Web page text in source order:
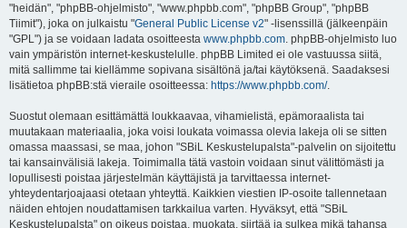
"heidän", "phpBB-ohjelmisto", "www.phpbb.com", "phpBB Group", "phpBB
Tiimit"), joka on julkaistu "General Public License v2" -lisenssillä (jälkeenpäin
"GPL") ja se voidaan ladata osoitteesta www.phpbb.com. phpBB-ohjelmisto luo
vain ympäristön internet-keskustelulle. phpBB Limited ei ole vastuussa siitä,
mitä sallimme tai kiellämme sopivana sisältönä ja/tai käytöksenä. Saadaksesi
lisätietoa phpBB:stä vieraile osoitteessa: https://www.phpbb.com/.
Suostut olemaan esittämättä loukkaavaa, vihamielistä, epämoraalista tai
muutakaan materiaalia, joka voisi loukata voimassa olevia lakeja oli se sitten
omassa maassasi, se maa, johon "SBiL Keskustelupalsta"-palvelin on sijoitettu
tai kansainvälisiä lakeja. Toimimalla tätä vastoin voidaan sinut välittömästi ja
lopullisesti poistaa järjestelmän käyttäjistä ja tarvittaessa internet-
yhteydentarjoajaasi otetaan yhteyttä. Kaikkien viestien IP-osoite tallennetaan
näiden ehtojen noudattamisen tarkkailua varten. Hyväksyt, että "SBiL
Keskustelupalsta" on oikeus poistaa, muokata, siirtää ja sulkea mikä tahansa